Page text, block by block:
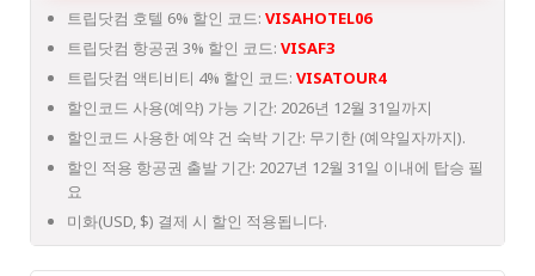
트립닷컴 호텔 6% 할인 코드: VISAHOTEL06
트립닷컴 항공권 3% 할인 코드: VISAF3
트립닷컴 액티비티 4% 할인 코드: VISATOUR4
할인코드 사용(예약) 가능 기간: 2026년 12월 31일까지
할인코드 사용한 예약 건 숙박 기간: 무기한 (예약일자까지).
할인 적용 항공권 출발 기간: 2027년 12월 31일 이내에 탑승 필
요
미화(USD, $) 결제 시 할인 적용됩니다.